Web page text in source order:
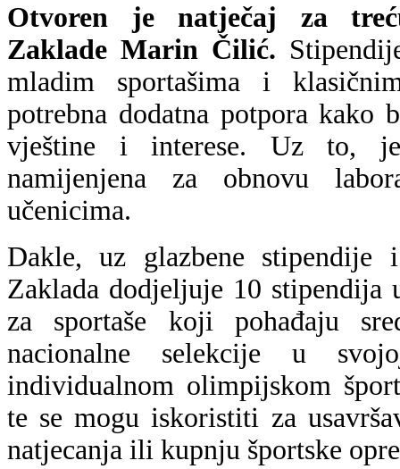
Otvoren je natječaj za
Zaklade Marin Čilić.
mladim sportašima i
potrebna dodatna potpora
vještine i interese. Uz to,
namijenjena za obnovu
učenicima.
Dakle, uz glazbene
Zaklada dodjeljuje 10 stipendija
za sportaše koji pohađaju
nacionalne selekcije u
individualnom olimpijskom
te se mogu iskoristiti za
natjecanja ili kupnju športske